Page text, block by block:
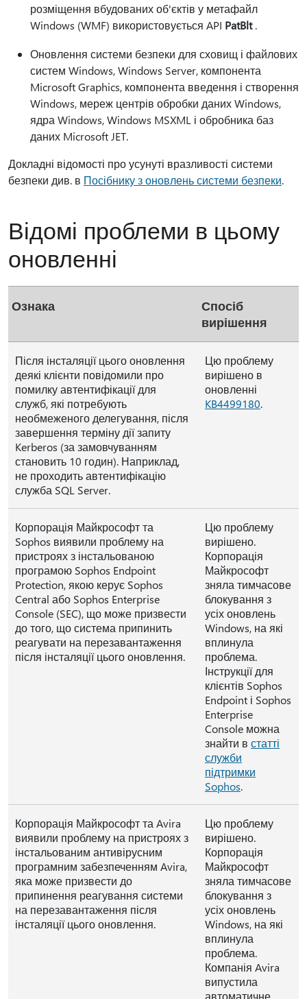
розміщення вбудованих об'єктів у метафайл
Windows (WMF) використовується API PatBlt.
Оновлення системи безпеки для сховищ і файлових
систем Windows, Windows Server, компонента
Microsoft Graphics, компонента введення і створення
Windows, мереж центрів обробки даних Windows,
ядра Windows, Windows MSXML і обробника баз
даних Microsoft JET.
Докладні відомості про усунуті вразливості системи
безпеки див. в Посібнику з оновлень системи безпеки.
Відомі проблеми в цьому
оновленні
Ознака
Спосіб
вирішення
Після інсталяції цього оновлення
деякі клієнти повідомили про
помилку автентифікації для
служб, які потребують
необмеженого делегування, після
завершення терміну дії запиту
Kerberos (за замовчуванням
становить 10 годин). Наприклад,
не проходить автентифікацію
служба SQL Server.
Цю проблему
вирішено в
оновленні
KB4499180.
Корпорація Майкрософт та
Sophos виявили проблему на
пристроях з інстальованою
програмою Sophos Endpoint
Protection, якою керує Sophos
Central або Sophos Enterprise
Console (SEC), що може призвести
до того, що система припинить
реагувати на перезавантаження
після інсталяції цього оновлення.
Цю проблему
вирішено.
Корпорація
Майкрософт
зняла тимчасове
блокування з
усіх оновлень
Windows, на які
вплинула
проблема.
Інструкції для
клієнтів Sophos
Endpoint і Sophos
Enterprise
Console можна
знайти в статті
служби
підтримки
Sophos.
Корпорація Майкрософт та Avira
виявили проблему на пристроях з
інстальованим антивірусним
програмним забезпеченням Avira,
яка може призвести до
припинення реагування системи
на перезавантаження після
інсталяції цього оновлення.
Цю проблему
вирішено.
Корпорація
Майкрософт
зняла тимчасове
блокування з
усіх оновлень
Windows, на які
вплинула
проблема.
Компанія Avira
випустила
автоматичне